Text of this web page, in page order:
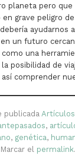
planeta pero
en grave peligro
ayudarnos
un futuro
una
posibilidad de
así comprender
publicada
,
, genética,
el permalink.